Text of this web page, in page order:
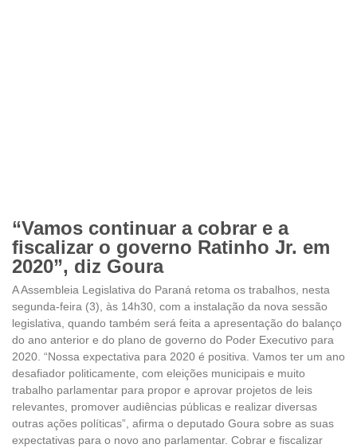
“Vamos continuar a cobrar e a
fiscalizar o governo Ratinho Jr. em
2020”, diz Goura
A Assembleia Legislativa do Paraná retoma os trabalhos, nesta
segunda-feira (3), às 14h30, com a instalação da nova sessão
legislativa, quando também será feita a apresentação do balanço
do ano anterior e do plano de governo do Poder Executivo para
2020. “Nossa expectativa para 2020 é positiva. Vamos ter um ano
desafiador politicamente, com eleições municipais e muito
trabalho parlamentar para propor e aprovar projetos de leis
relevantes, promover audiências públicas e realizar diversas
outras ações políticas”, afirma o deputado Goura sobre as suas
expectativas para o novo ano parlamentar. Cobrar e fiscalizar